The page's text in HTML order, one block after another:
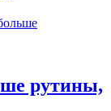
рутины,